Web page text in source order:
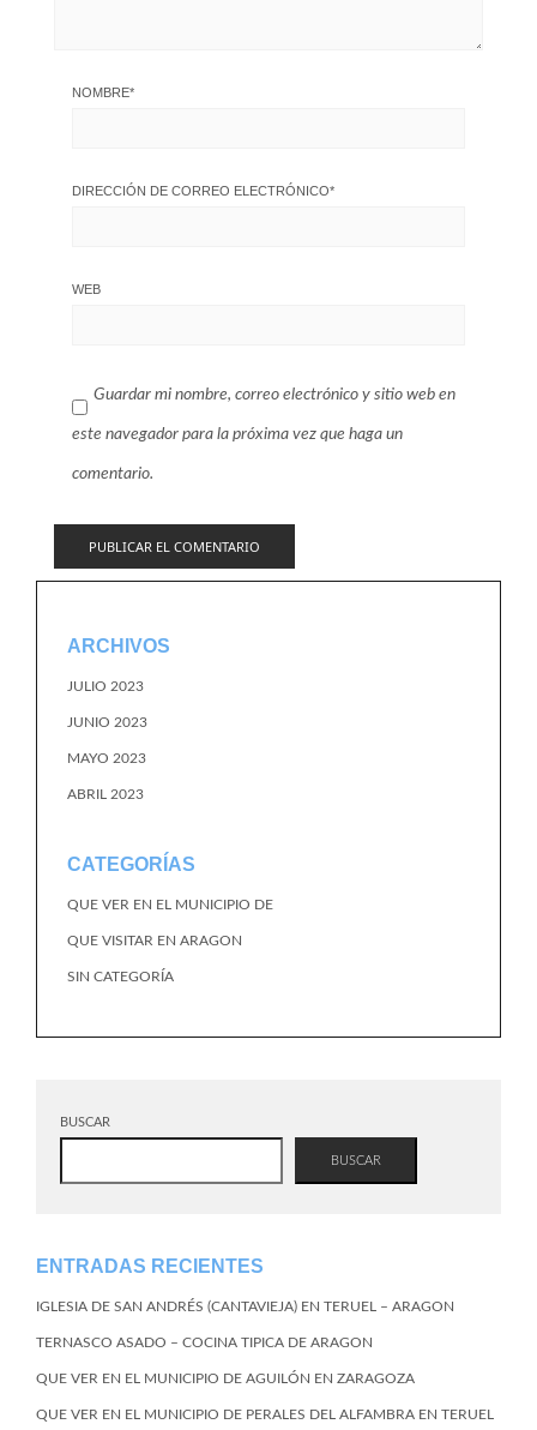
NOMBRE*
DIRECCIÓN DE CORREO ELECTRÓNICO*
WEB
Guardar mi nombre, correo electrónico y sitio web en
este navegador para la próxima vez que haga un
comentario.
ARCHIVOS
JULIO 2023
JUNIO 2023
MAYO 2023
ABRIL 2023
CATEGORÍAS
QUE VER EN EL MUNICIPIO DE
QUE VISITAR EN ARAGON
SIN CATEGORÍA
BUSCAR
BUSCAR
ENTRADAS RECIENTES
IGLESIA DE SAN ANDRÉS (CANTAVIEJA) EN TERUEL – ARAGON
TERNASCO ASADO – COCINA TIPICA DE ARAGON
QUE VER EN EL MUNICIPIO DE AGUILÓN EN ZARAGOZA
QUE VER EN EL MUNICIPIO DE PERALES DEL ALFAMBRA EN TERUEL